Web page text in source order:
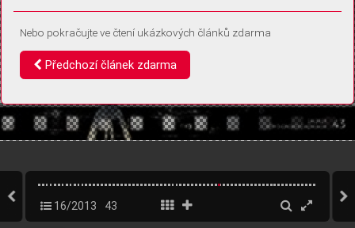
16/2013 43
Nebo pokračujte ve čtení ukázkových článků zdarma
Předchozí článek zdarma